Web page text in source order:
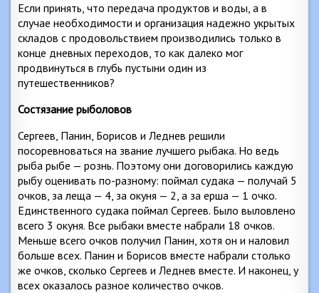
Если принять, что передача продуктов и воды, а в
случае необходимости и организация надежно укрытых
складов с продовольствием производились только в
конце дневных переходов, то как далеко мог
продвинуться в глубь пустыни один из
путешественников?
Состязание рыболовов
Сергеев, Панин, Борисов и Леднев решили
посоревноваться на звание лучшего рыбака. Но ведь
рыба рыбе — рознь. Поэтому они договорились каждую
рыбу оценивать по-разному: поймал судака — получай 5
очков, за леща — 4, за окуня — 2, а за ерша — 1 очко.
Единственного судака поймал Сергеев. Было выловлено
всего 3 окуня. Все рыбаки вместе набрали 18 очков.
Меньше всего очков получил Панин, хотя он и наловил
больше всех. Панин и Борисов вместе набрали столько
же очков, сколько Сергеев и Леднев вместе. И наконец, у
всех оказалось разное количество очков.